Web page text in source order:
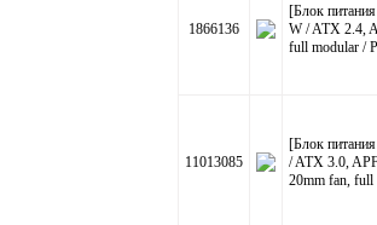
1866136
[Блок
W / ATX 2.4,
full modular /
11013085
[Блок
/ ATX 3.0,
20mm fan,